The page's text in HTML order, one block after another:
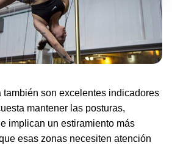
también son excelentes indicadores
mantener las posturas,
implican un estiramiento más
esas zonas necesiten atención